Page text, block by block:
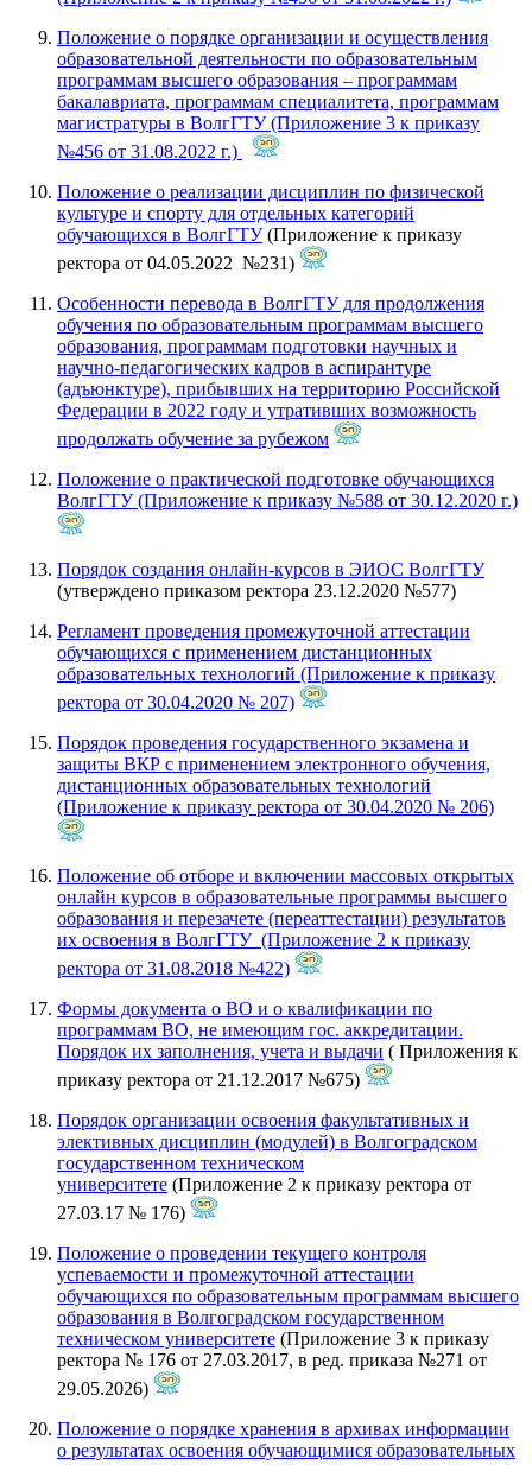
Положение о порядке организации и осуществления
образовательной деятельности по образовательным
программам высшего образования – программам
бакалавриата, программам специалитета, программам
магистратуры в ВолгГТУ (Приложение 3 к приказу
№456 от 31.08.2022 г.)
Положение о реализации дисциплин по физической
культуре и спорту для отдельных категорий
обучающихся в ВолгГТУ(Приложение к приказу
ректора от 04.05.2022 №231)
Особенности перевода в ВолгГТУ для продолжения
обучения по образовательным программам высшего
образования, программам подготовки научных и
научно-педагогических кадров в аспирантуре
(адъюнктуре), прибывших на территорию Российской
Федерации в 2022 году и утративших возможность
продолжать обучение за рубежом
Положение о практической подготовке обучающихся
ВолгГТУ (Приложение к приказу №588 от 30.12.2020 г.)
Порядок создания онлайн-курсов в ЭИОС ВолгГТУ
(утверждено приказом ректора 23.12.2020 №577)
Регламент проведения промежуточной аттестации
обучающихся с применением дистанционных
образовательных технологий (Приложение к приказу
ректора от 30.04.2020 № 207)
Порядок проведения государственного экзамена и
защиты ВКР с применением электронного обучения,
дистанционных образовательных технологий
(Приложение к приказу ректора от 30.04.2020 № 206)
Положение об отборе и включении массовых открытых
онлайн курсов в образовательные программы высшего
образования и перезачете (переаттестации) результатов
их освоения в ВолгГТУ (Приложение 2 к приказу
ректора от 31.08.2018 №422)
Формы документа о ВО и о квалификации по
программам ВО, не имеющим гос. аккредитации.
Порядок их заполнения, учета и выдачи ( Приложения к
приказу ректора от 21.12.2017 №675)
Порядок организации освоения факультативных и
элективных дисциплин (модулей) в Волгоградском
государственном техническом
университете (Приложение 2 к приказу ректора от
27.03.17 № 176)
Положение о проведении текущего контроля
успеваемости и промежуточной аттестации
обучающихся по образовательным программам высшего
образования в Волгоградском государственном
техническом университете (Приложение 3 к приказу
ректора № 176 от 27.03.2017, в ред. приказа №271 от
29.05.2026)
Положение о порядке хранения в архивах информации
о результатах освоения обучающимися образовательных